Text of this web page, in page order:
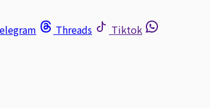
Threads
Tiktok